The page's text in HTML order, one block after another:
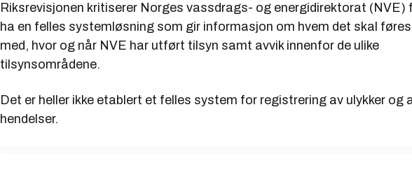
Ulike selskaper – størrelse og typer
Om selskapet ikke har hatt tilsyn før, eventuelt ikke på lang tid
Kilder: Riksrevisjonen og NVE
Riksrevisjonen er Stortingets revisjons- og kontrollorgan. Den fører kontroll med at
Riksrevisjonen kritiserer Norges vassdrags- og energidirektorat (NVE)
ha en felles systemløsning som gir informasjon om hvem det skal
med, hvor og når NVE har utført tilsyn samt avvik innenfor de ulike
tilsynsområdene.
Det er heller ikke etablert et felles system for registrering av ulykker og
hendelser.